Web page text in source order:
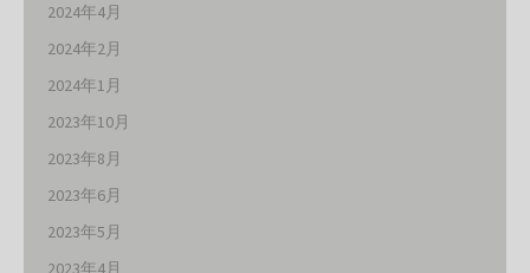
2024年4月
2024年2月
2024年1月
2023年10月
2023年8月
2023年6月
2023年5月
2023年4月